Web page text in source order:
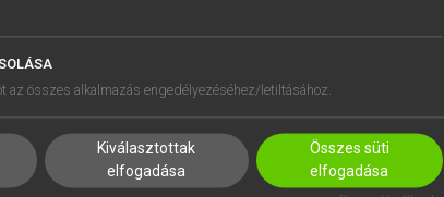
SÚGÓ
RÓLUNK
SÜTI BEÁLLÍTÁSOK
az összes alkalmazás engedélyezéséhez/letiltásához.
Kiválasztottak
elfogadása
Összes süti
elfogadása